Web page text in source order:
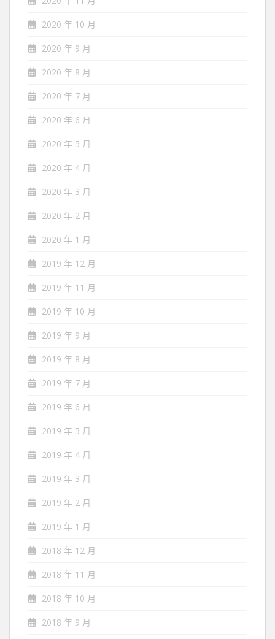
2020 年 10 月
2020 年 9 月
2020 年 8 月
2020 年 7 月
2020 年 6 月
2020 年 5 月
2020 年 4 月
2020 年 3 月
2020 年 2 月
2020 年 1 月
2019 年 12 月
2019 年 11 月
2019 年 10 月
2019 年 9 月
2019 年 8 月
2019 年 7 月
2019 年 6 月
2019 年 5 月
2019 年 4 月
2019 年 3 月
2019 年 2 月
2019 年 1 月
2018 年 12 月
2018 年 11 月
2018 年 10 月
2018 年 9 月